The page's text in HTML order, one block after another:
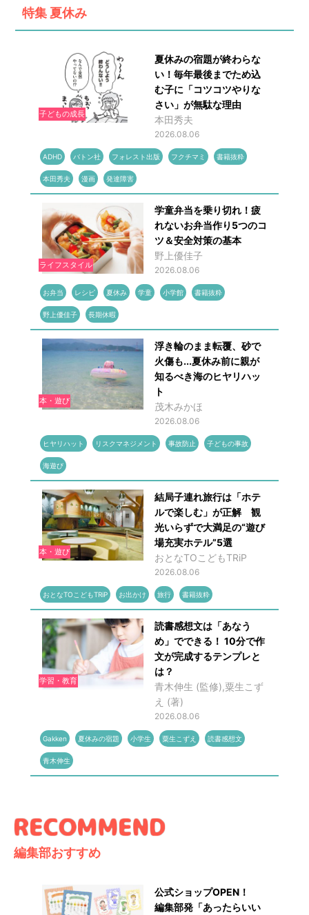
特集 夏休み
子どもの成長
夏休みの宿題が終わらな
い！毎年最後までため込
む子に「コツコツやりな
さい」が無駄な理由
本田秀夫
2026.08.06
ADHD バトン社 フォレスト出版 フクチマミ 書籍抜粋
本田秀夫 漫画 発達障害
ライフスタイル
学童弁当を乗り切れ！疲
れないお弁当作り5つのコ
ツ＆安全対策の基本
野上優佳子
2026.08.06
お弁当 レシピ 夏休み 学童 小学館 書籍抜粋
野上優佳子 長期休暇
本・遊び
浮き輪のまま転覆、砂で
火傷も...夏休み前に親が
知るべき海のヒヤリハッ
ト
茂木みかほ
2026.08.06
ヒヤリハット リスクマネジメント 事故防止 子どもの事故
海遊び
本・遊び
結局子連れ旅行は「ホテ
ルで楽しむ」が正解 観
光いらずで大満足の“遊び
場充実ホテル”5選
おとなTOこどもTRiP
2026.08.06
おとなTOこどもTRiP お出かけ 旅行 書籍抜粋
学習・教育
読書感想文は「あなう
め」でできる！ 10分で作
文が完成するテンプレと
は？
青木伸生 (監修),粟生こず
え (著)
2026.08.06
Gakken 夏休みの宿題 小学生 粟生こずえ 読書感想文
青木伸生
編集部おすすめ
公式ショップOPEN！
編集部発「あったらいい